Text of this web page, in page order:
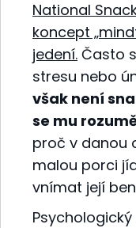
National
koncept
jedení. Často
stresu nebo
však není
se mu
proč v danou
malou porci
vnímat její